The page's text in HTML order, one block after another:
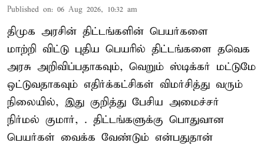
Published on: 06 Aug 2026, 10:32 am
திமுக அரசின் திட்டங்களின் பெயர்களை
மாற்றி விட்டு புதிய பெயரில் திட்டங்களை தவெக
அரசு அறிவிப்பதாகவும், வெறும் ஸ்டிக்கர் மட்டுமே
ஒட்டுவதாகவும் எதிர்க்கட்சிகள் விமர்சித்து வரும்
நிலையில், இது குறித்து பேசிய அமைச்சர்
நிர்மல் குமார், . திட்டங்களுக்கு பொதுவான
பெயர்கள் வைக்க வேண்டும் என்பதுதான்